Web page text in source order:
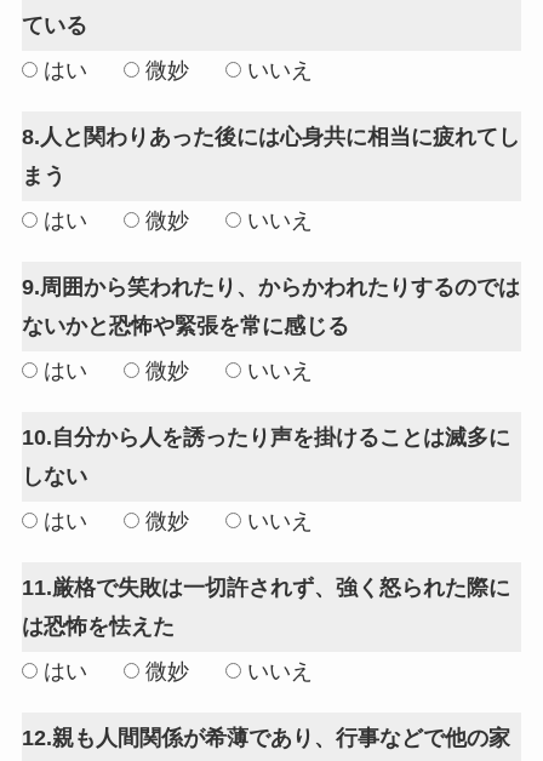
ている
はい
微妙 いいえ
8.人と関わりあった後には心身共に相当に疲れてし
まう
はい
微妙 いいえ
9.周囲から笑われたり、からかわれたりするのでは
ないかと恐怖や緊張を常に感じる
はい
微妙 いいえ
10.自分から人を誘ったり声を掛けることは滅多に
しない
はい
微妙 いいえ
11.厳格で失敗は一切許されず、強く怒られた際に
は恐怖を怯えた
はい
微妙 いいえ
12.親も人間関係が希薄であり、行事などで他の家